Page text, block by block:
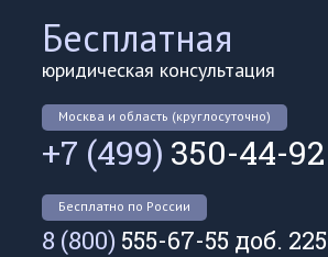
Бесплатная
юридическая консультация
Москва и область (круглосуточно)
+7 (499) 350-44-92
Бесплатно по России
8 (800) 555-67-55 доб. 225